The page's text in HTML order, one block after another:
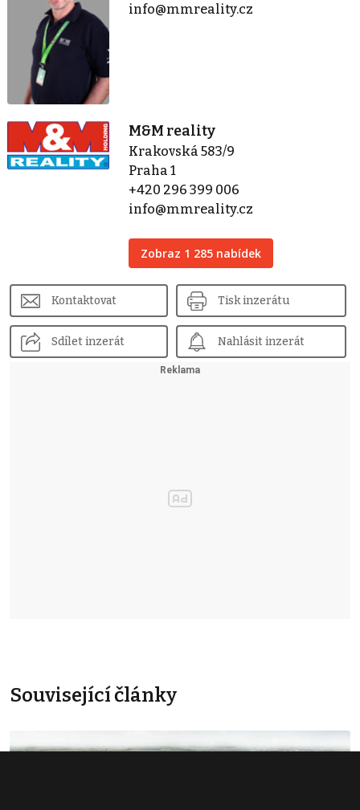
info@mmreality.cz
M&M reality
Krakovská 583/9
Praha 1
+420 296 399 006
info@mmreality.cz
Zobraz 1 285 nabídek
Kontaktovat Tisk inzerátu
Sdílet inzerát Nahlásit inzerát
Související články